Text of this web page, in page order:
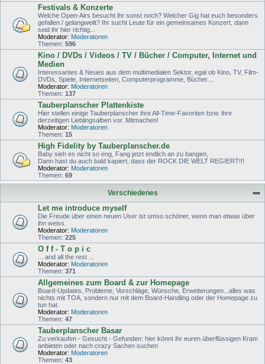
Festivals & Konzerte
Welche Open-Airs besucht ihr sonst noch? Welcher Gig hat euch besonders
gefallen / gelangweilt? Ihr sucht Leute für ein gemeinsames Konzert, dann
seid ihr hier richtig...
Moderator: Moderatoren
Themen: 596
Kino / DVDs / Videos / TV / Bücher / Computer, Internet und
Medien
Interessantes & Neues aus dem multimedialen Sektor, egal ob Kino, TV, Film-
DVDs, Spiele, Internetseiten, Computerprogramme, Bücher....
Moderator: Moderatoren
Themen: 137
Tauberplanscher Plattenkiste
Hier stellen einige Tauberplanscher ihre All-Time-Favoriten bzw. ihre
derzeitigen Lieblingsalben vor. Mitmachen!
Moderator: Moderatoren
Themen: 15
High Fidelity by Tauberplanscher.de
Baby sieh es nicht so eng, Fang jetzt endlich an zu bangen,
Dann hast du auch bald kapiert, dass der ROCK DIE WELT REGIERT!!!
Moderator: Moderatoren
Themen: 69
Verschiedenes
Let me introduce myself
Die Freude über einen neuen User ist umso schöner, wenn man etwas über
ihn weiss.
Moderator: Moderatoren
Themen: 225
O f f - T o p i c
... and all the rest ...
Moderator: Moderatoren
Themen: 371
Allgemeines zum Board & zur Homepage
Board-Updates, Probleme, Vorschläge, Wünsche, Erweiterungen...alles was
nichts mit TOA, sondern nur mit dem Board-Handling oder der Homepage zu
tun hat.
Moderator: Moderatoren
Themen: 47
Tauberplanscher Basar
Zu verkaufen - Gesucht - Gefunden: hier könnt ihr euren überflüssigen Kram
anbieten oder nach crazy Sachen suchen
Moderator: Moderatoren
Themen: 43